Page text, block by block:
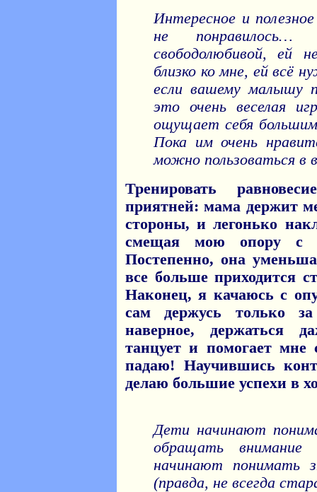
Интересное и
не понравилось…
свободолюбивой, ей
близко ко мне, ей всё
если вашему малышу
это очень веселая
ощущает себя
Пока им очень
можно пользоваться в
Тренировать
приятней: мама держит
стороны, и легонько
смещая мою опору с
Постепенно, она
все больше приходится
Наконец, я качаюсь с
сам держусь только
наверное, держаться
танцует и помогает мне
падаю! Научившись
делаю большие успехи в
Дети начинают
обращать внимание
начинают понимать
(правда, не всегда